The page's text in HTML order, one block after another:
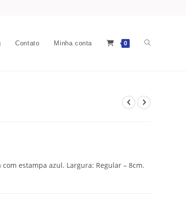
Contato Minha conta 0
estampa azul. Largura: Regular – 8cm.